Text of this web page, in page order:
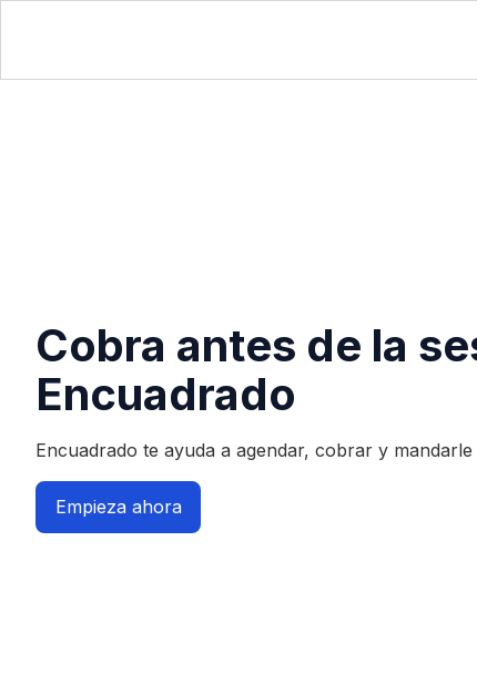
Cobra antes de la
Encuadrado
Encuadrado te ayuda a agendar, cobrar y
Empieza ahora